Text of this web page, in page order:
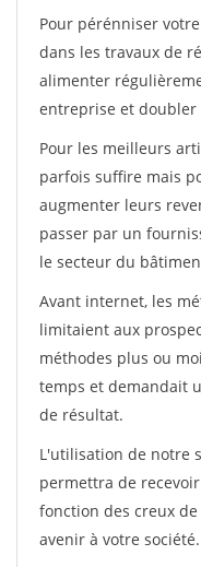
Pour pérénniser
dans les travaux de
alimenter
entreprise et
Pour les meilleurs
parfois suffire mais
augmenter leurs
passer par un
le secteur du
Avant internet, les
limitaient aux
méthodes plus ou
temps et demandait
de résultat.
L'utilisation de notre
permettra de
fonction des creux
avenir à votre société.